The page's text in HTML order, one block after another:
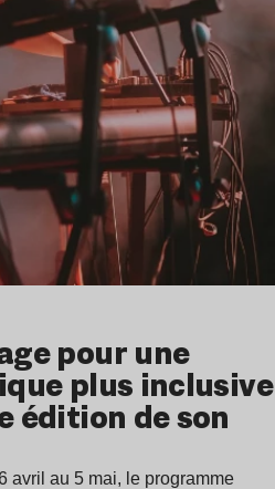
pour une
plus inclusive
édition de son
avril au 5 mai, le programme